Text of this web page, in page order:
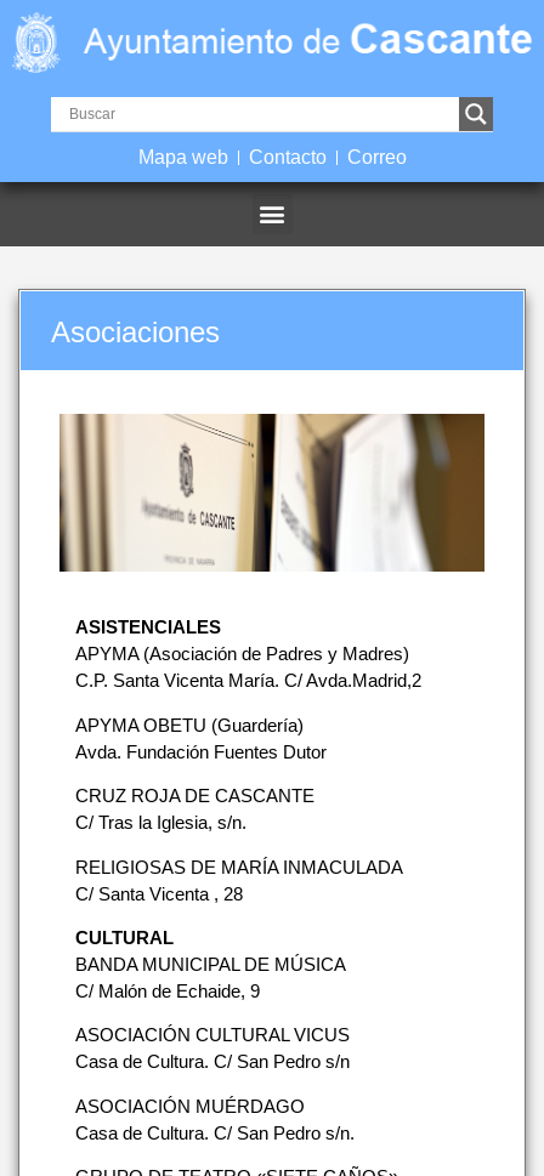
Mapa web Contacto Correo
Asociaciones
ASISTENCIALES
APYMA (Asociación de Padres y Madres)
C.P. Santa Vicenta María. C/ Avda.Madrid,2
APYMA OBETU (Guardería)
Avda. Fundación Fuentes Dutor
CRUZ ROJA DE CASCANTE
C/ Tras la Iglesia, s/n.
RELIGIOSAS DE MARÍA INMACULADA
C/ Santa Vicenta , 28
CULTURAL
BANDA MUNICIPAL DE MÚSICA
C/ Malón de Echaide, 9
ASOCIACIÓN CULTURAL VICUS
Casa de Cultura. C/ San Pedro s/n
ASOCIACIÓN MUÉRDAGO
Casa de Cultura. C/ San Pedro s/n.